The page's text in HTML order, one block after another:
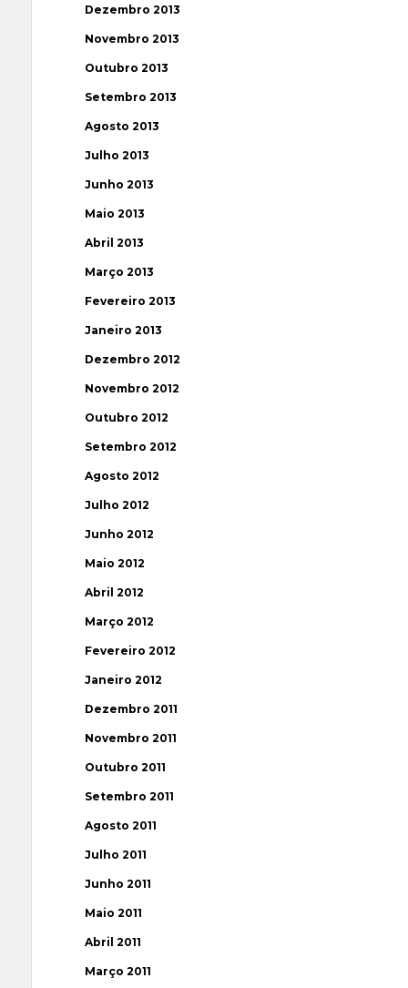
Dezembro 2013
Novembro 2013
Outubro 2013
Setembro 2013
Agosto 2013
Julho 2013
Junho 2013
Maio 2013
Abril 2013
Março 2013
Fevereiro 2013
Janeiro 2013
Dezembro 2012
Novembro 2012
Outubro 2012
Setembro 2012
Agosto 2012
Julho 2012
Junho 2012
Maio 2012
Abril 2012
Março 2012
Fevereiro 2012
Janeiro 2012
Dezembro 2011
Novembro 2011
Outubro 2011
Setembro 2011
Agosto 2011
Julho 2011
Junho 2011
Maio 2011
Abril 2011
Março 2011